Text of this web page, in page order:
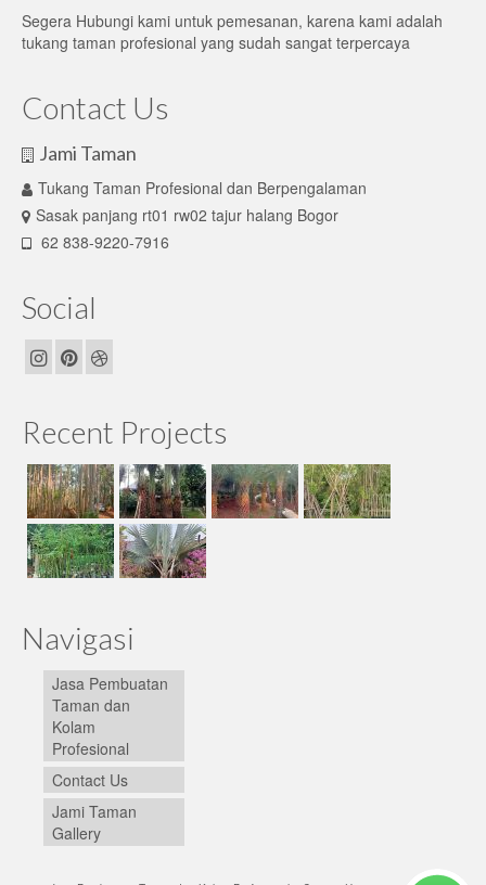
Segera Hubungi kami untuk pemesanan, karena kami adalah
tukang taman profesional yang sudah sangat terpercaya
Contact Us
Jami Taman
Tukang Taman Profesional dan Berpengalaman
Sasak panjang rt01 rw02 tajur halang Bogor
62 838-9220-7916
Social
Recent Projects
Navigasi
Jasa Pembuatan
Taman dan
Kolam
Profesional
Contact Us
Jami Taman
Gallery